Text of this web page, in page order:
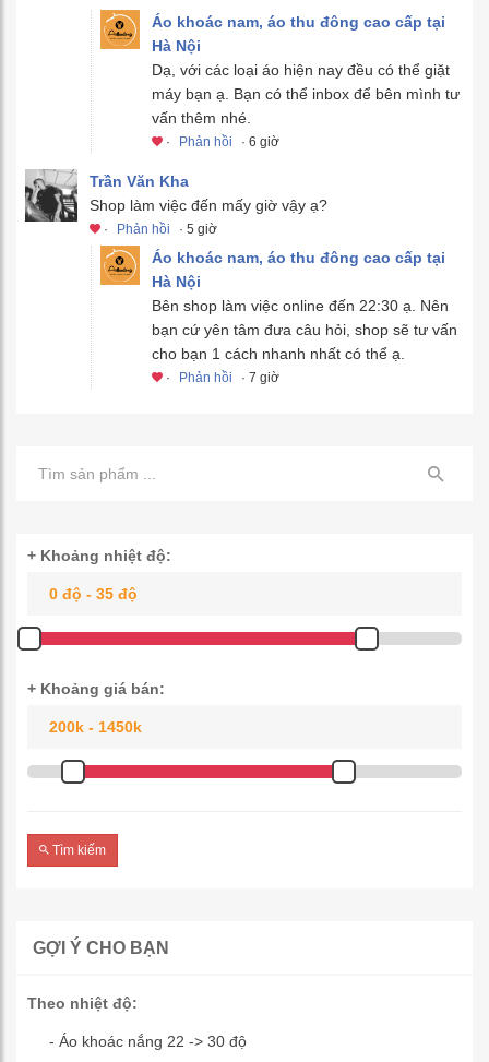
Áo khoác nam, áo thu đông cao cấp tại
Hà Nội
Dạ, với các loại áo hiện nay đều có thể giặt
máy bạn ạ. Bạn có thể inbox để bên mình tư
vấn thêm nhé.
· Phản hồi · 6 giờ
Trần Văn Kha
Shop làm việc đến mấy giờ vậy ạ?
· Phản hồi · 5 giờ
Áo khoác nam, áo thu đông cao cấp tại
Hà Nội
Bên shop làm việc online đến 22:30 ạ. Nên
bạn cứ yên tâm đưa câu hỏi, shop sẽ tư vấn
cho bạn 1 cách nhanh nhất có thể ạ.
· Phản hồi · 7 giờ
+ Khoảng nhiệt độ:
+ Khoảng giá bán:
Tìm kiếm
GỢI Ý CHO BẠN
Theo nhiệt độ:
- Áo khoác nắng 22 -> 30 độ